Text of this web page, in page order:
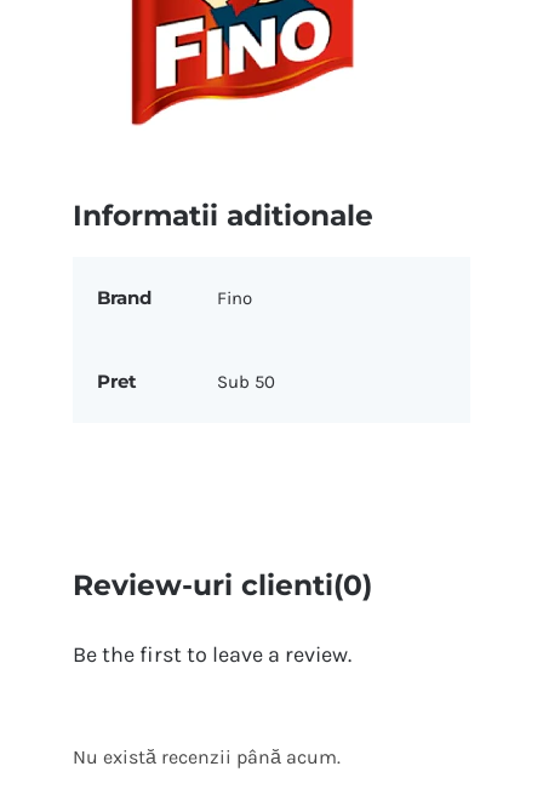
Informatii aditionale
Brand Fino
Pret Sub 50
Review-uri clienti(0)
Be the first to leave a review.
Nu există recenzii până acum.